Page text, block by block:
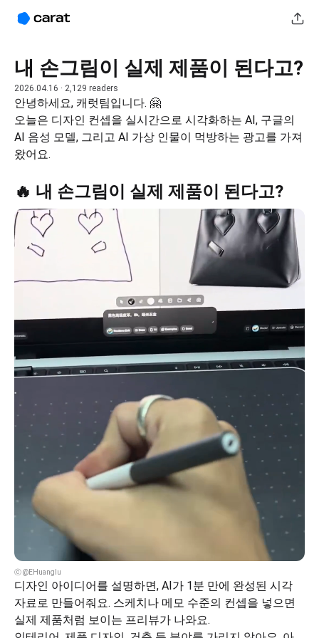
내 손그림이 실제 제품이 된다고?
2026.04.16 · 2,129 readers
안녕하세요, 캐럿팀입니다. 🤗
오늘은 디자인 컨셉을 실시간으로 시각화하는 AI, 구글의
AI 음성 모델, 그리고 AI 가상 인물이 먹방하는 광고를 가져
왔어요.
🔥 내 손그림이 실제 제품이 된다고?
ⓒ @EHuanglu
디자인 아이디어를 설명하면, AI가 1분 만에 완성된 시각
자료로 만들어줘요. 스케치나 메모 수준의 컨셉을 넣으면
실제 제품처럼 보이는 프리뷰가 나와요.